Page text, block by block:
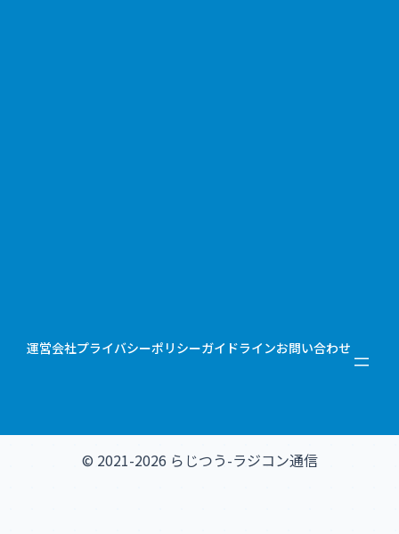
運営会社プライバシーポリシーガイドラインお問い合わせ
© 2021-2026 らじつう-ラジコン通信